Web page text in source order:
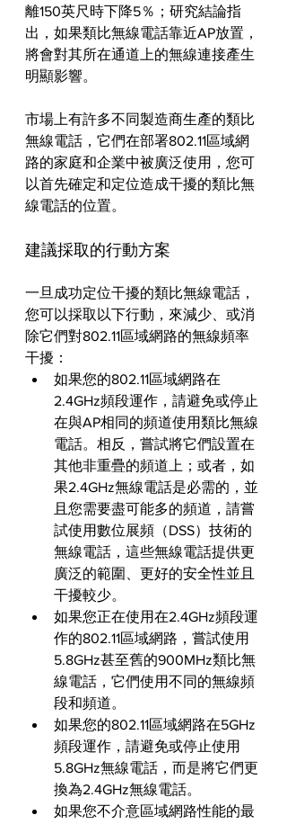
離150英尺時下降5％；研究結論指
出，如果類比無線電話靠近AP放置，
將會對其所在通道上的無線連接產生
明顯影響。
市場上有許多不同製造商生產的類比
無線電話，它們在部署802.11區域網
路的家庭和企業中被廣泛使用，您可
以首先確定和定位造成干擾的類比無
線電話的位置。
建議採取的行動方案
一旦成功定位干擾的類比無線電話，
您可以採取以下行動，來減少、或消
除它們對802.11區域網路的無線頻率
干擾：
如果您的802.11區域網路在
2.4GHz頻段運作，請避免或停止
在與AP相同的頻道使用類比無線
電話。相反，嘗試將它們設置在
其他非重疊的頻道上；或者，如
果2.4GHz無線電話是必需的，並
且您需要盡可能多的頻道，請嘗
試使用數位展頻（DSS）技術的
無線電話，這些無線電話提供更
廣泛的範圍、更好的安全性並且
干擾較少。
如果您正在使用在2.4GHz頻段運
作的802.11區域網路，嘗試使用
5.8GHz甚至舊的900MHz類比無
線電話，它們使用不同的無線頻
段和頻道。
如果您的802.11區域網路在5GHz
頻段運作，請避免或停止使用
5.8GHz無線電話，而是將它們更
換為2.4GHz無線電話。
如果您不介意區域網路性能的最